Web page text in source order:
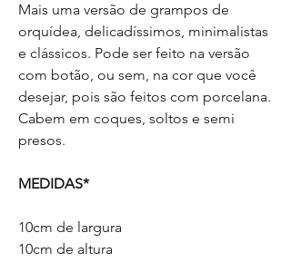
Mais uma versão de grampos de
orquídea, delicadíssimos, minimalistas
e clássicos. Pode ser feito na versão
com botão, ou sem, na cor que você
desejar, pois são feitos com porcelana.
Cabem em coques, soltos e semi
presos.
MEDIDAS*
10cm de largura
10cm de altura